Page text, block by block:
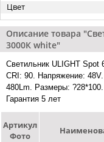
Цвет
Описание товара
3000К white"
Светильник ULIGHT Spot
CRI: 90. Напряжение:
480Lm. Размеры:
Гарантия 5 лет
Артикул
Фото